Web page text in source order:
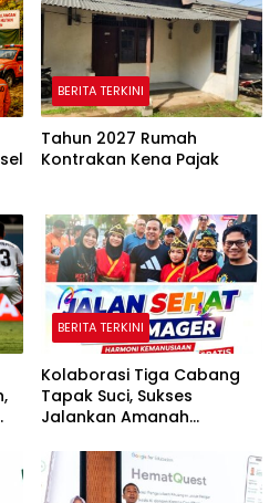
BERITA TERKINI
Tahun 2027 Rumah
Kontrakan Kena Pajak
BERITA TERKINI
Kolaborasi Tiga Cabang
Tapak Suci, Sukses
Jalankan Amanah
Gubernur Sulawesi Selatan